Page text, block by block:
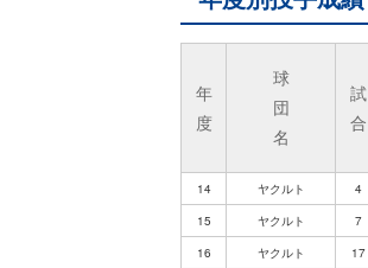
年
度
球
団
名
試
合
14 ヤクルト 4
15
ヤクルト 7
16
ヤクルト 17